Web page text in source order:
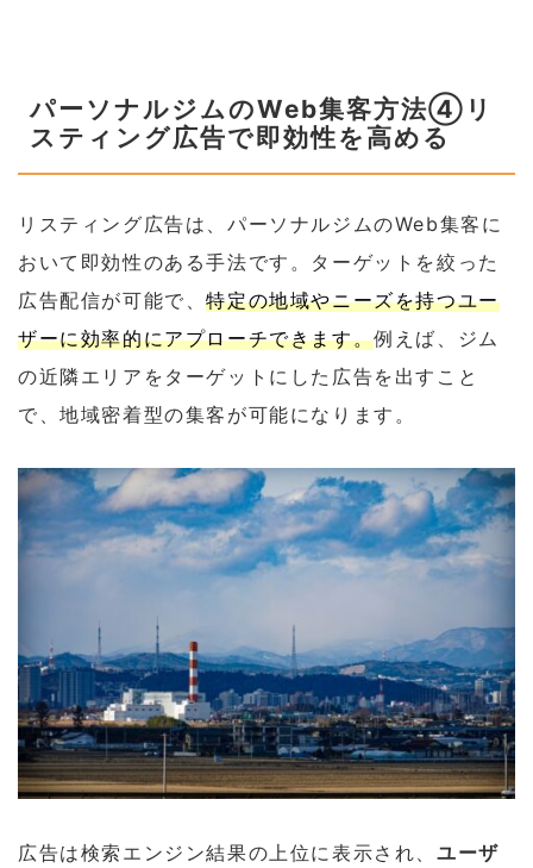
パーソナルジムのWeb集客方法④リ
スティング広告で即効性を高める
リスティング広告は、パーソナルジムのWeb集客に
おいて即効性のある手法です。ターゲットを絞った
広告配信が可能で、特定の地域やニーズを持つユー
ザーに効率的にアプローチできます。例えば、ジム
の近隣エリアをターゲットにした広告を出すこと
で、地域密着型の集客が可能になります。
広告は検索エンジン結果の上位に表示され、 ユーザ